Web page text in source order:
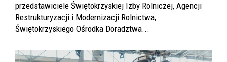
przedstawiciele Świętokrzyskiej Izby Rolniczej, Agencji
Restrukturyzacji i Modernizacji Rolnictwa,
Świętokrzyskiego Ośrodka Doradztwa...